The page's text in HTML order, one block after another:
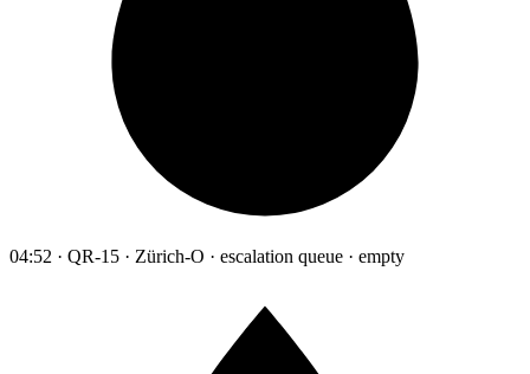
04:52 · QR-15 · Zürich-O · escalation queue · empty